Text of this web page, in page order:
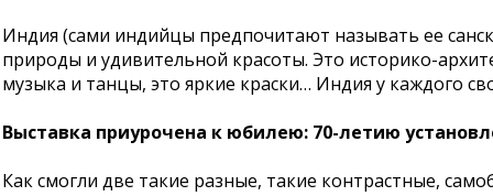
Индия (сами индийцы предпочитают называть ее
природы и удивительной красоты. Это историко-
музыка и танцы, это яркие краски… Индия у каждого
Выставка приурочена к юбилею: 70-летию
Как смогли две такие разные, такие контрастные,